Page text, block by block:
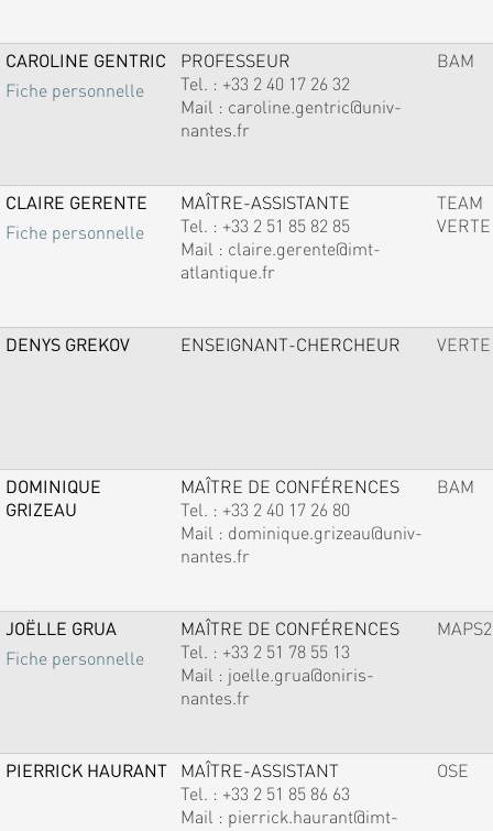
CAROLINE GENTRIC
Fiche personnelle
PROFESSEUR
Tel. : +33 2 40 17 26 32
Mail : caroline.gentric@univ-
nantes.fr
BAM
CLAIRE GERENTE
Fiche personnelle
MAÎTRE-ASSISTANTE
Tel. : +33 2 51 85 82 85
Mail : claire.gerente@imt-
atlantique.fr
TEAM
VERTE
DENYS GREKOV ENSEIGNANT-CHERCHEUR VERTE
DOMINIQUE
GRIZEAU
MAÎTRE DE CONFÉRENCES
Tel. : +33 2 40 17 26 80
Mail : dominique.grizeau@univ-
nantes.fr
BAM
JOËLLE GRUA
Fiche personnelle
MAÎTRE DE CONFÉRENCES
Tel. : +33 2 51 78 55 13
Mail : joelle.grua@oniris-
nantes.fr
MAPS2
PIERRICK HAURANT
MAÎTRE-ASSISTANT
Tel. : +33 2 51 85 86 63
Mail : pierrick.haurant@imt-
OSE